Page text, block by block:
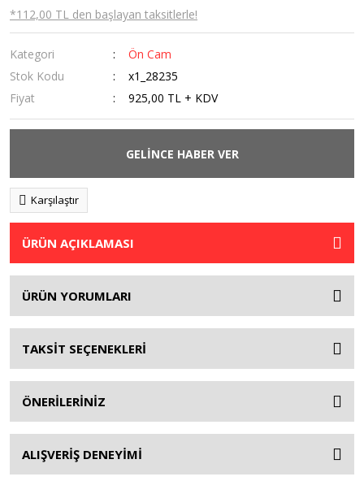
*112,00 TL den başlayan taksitlerle!
Kategori
Ön Cam
Stok Kodu
x1_28235
Fiyat
925,00 TL + KDV
GELİNCE HABER VER
Karşılaştır
ÜRÜN AÇIKLAMASI
ÜRÜN YORUMLARI
TAKSİT SEÇENEKLERİ
ÖNERİLERİNİZ
ALIŞVERİŞ DENEYİMİ